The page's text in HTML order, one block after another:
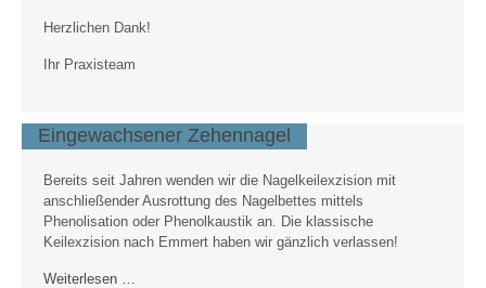
Herzlichen Dank!
Ihr Praxisteam
Eingewachsener Zehennagel
Bereits seit Jahren wenden wir die Nagelkeilexzision mit
anschließender Ausrottung des Nagelbettes mittels
Phenolisation oder Phenolkaustik an. Die klassische
Keilexzision nach Emmert haben wir gänzlich verlassen!
Weiterlesen …